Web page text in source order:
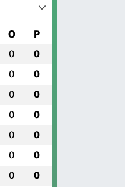
O P
0 0
0 0
0 0
0 0
0 0
0 0
0 0